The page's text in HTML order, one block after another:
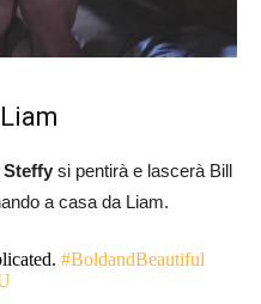
Steffy si pentirà e lascerà Bill
a casa da Liam.
#BoldandBeautiful